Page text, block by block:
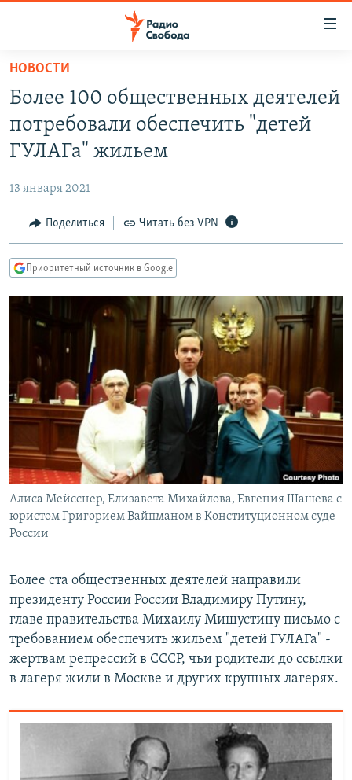
упрощенного
доступа
основному
Вернутся
Вернутся
поиску
ПОДКАСТЫ
АВТОРСКИЕ ПРОЕКТЫ
МНЕНИЯ
КУЛЬТУРА
КАВКАЗ.РЕАЛИИ
СЕВЕР.РЕАЛИИ
СИБИРЬ.РЕАЛИИ
РАСПИСАНИЕ ВЕЩАНИЯ
ПОДПИШИТЕСЬ НА РАССЫЛКУ
СОЦИАЛЬНЫЕ СЕТИ
НОВОСТИ
Более 100 общественных деятелей
потребовали обеспечить "детей
ГУЛАГа" жильем
13 января 2021
Поделиться Читать без VPN
Приоритетный источник в Google
Алиса Мейсснер, Елизавета Михайлова, Евгения Шашева с
юристом Григорием Вайпманом в Конституционном суде
России
Более ста общественных деятелей направили
президенту России России Владимиру Путину,
главе правительства Михаилу Мишустину письмо с
требованием обеспечить жильем "детей ГУЛАГа" -
жертвам репрессий в СССР, чьи родители до ссылки
в лагеря жили в Москве и других крупных лагерях.